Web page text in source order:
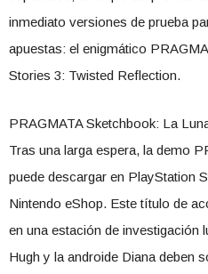
inmediato versiones de prueba
apuestas: el enigmático
Stories 3: Twisted Reflection.
​PRAGMATA Sketchbook: La
​Tras una larga espera, la demo
puede descargar en PlayStation
Nintendo eShop. Este título de
en una estación de investigación
Hugh y la androide Diana deben